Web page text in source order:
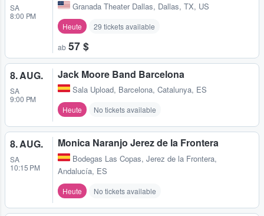
SA
8:00 PM
Granada Theater Dallas, Dallas, TX, US
Heute 29 tickets available
ab 57 $
8. AUG.
SA
9:00 PM
Jack Moore Band Barcelona
Sala Upload, Barcelona, Catalunya, ES
Heute No tickets available
8. AUG.
SA
10:15 PM
Monica Naranjo Jerez de la Frontera
Bodegas Las Copas, Jerez de la Frontera,
Andalucía, ES
Heute No tickets available